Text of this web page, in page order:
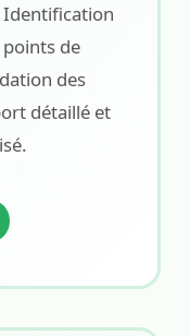
points de
des
détaillé et